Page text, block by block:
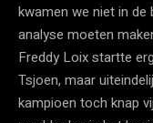
kwamen we niet in de
analyse moeten
Freddy Loix startte
Tsjoen, maar
kampioen toch knap